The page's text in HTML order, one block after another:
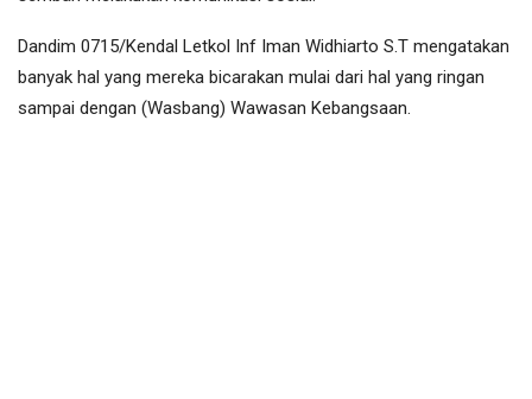
Dandim 0715/Kendal Letkol Inf Iman Widhiarto S.T mengatakan
banyak hal yang mereka bicarakan mulai dari hal yang ringan
sampai dengan (Wasbang) Wawasan Kebangsaan.